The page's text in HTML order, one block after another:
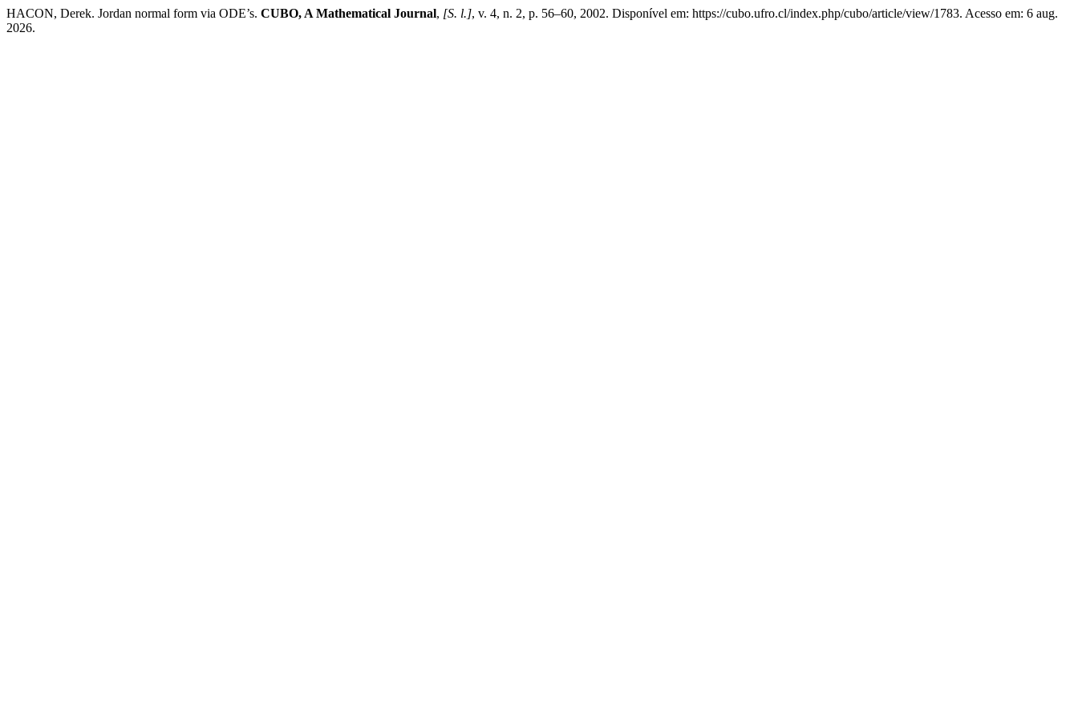
HACON, Derek. Jordan normal form via ODE’s. CUBO, A Mathematical Journal, [S. l.], v. 4, n. 2, p. 56–60, 2002. Disponível em: https://cubo.ufro.cl/index.php/cubo/article/view/1783. Acesso em: 6 aug.
2026.